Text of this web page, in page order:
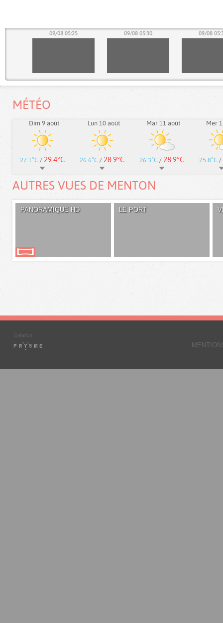
09/08 05:25 09/08 05:30 09/08
MÉTÉO
Dim 9 août
27.1°C / 29.4°C
Lun 10 août
26.6°C / 28.9°C
Mar 11 août
26.3°C / 28.9°C
Mer
25.8°C /
AUTRES VUES DE MENTON
PANORAMIQUE HD LE PORT